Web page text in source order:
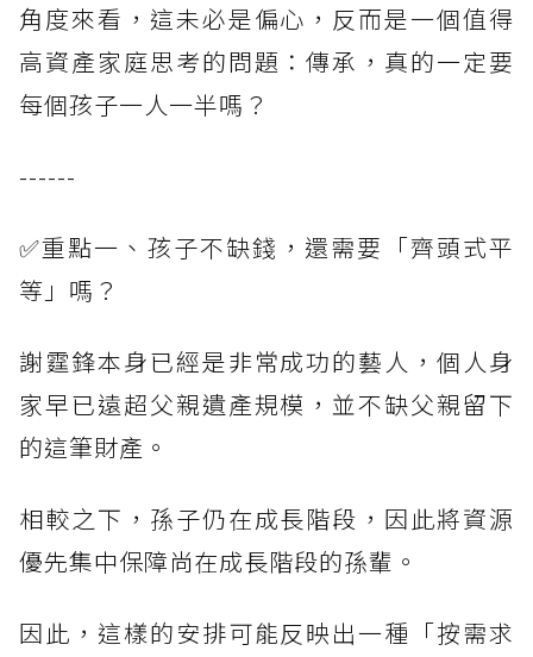
角度來看，這未必是偏心，反而是一個值得
高資產家庭思考的問題：傳承，真的一定要
每個孩子一人一半嗎？
------
✅重點一、孩子不缺錢，還需要「齊頭式平
等」嗎？
謝霆鋒本身已經是非常成功的藝人，個人身
家早已遠超父親遺產規模，並不缺父親留下
的這筆財產。
相較之下，孫子仍在成長階段，因此將資源
優先集中保障尚在成長階段的孫輩。
因此，這樣的安排可能反映出一種「按需求